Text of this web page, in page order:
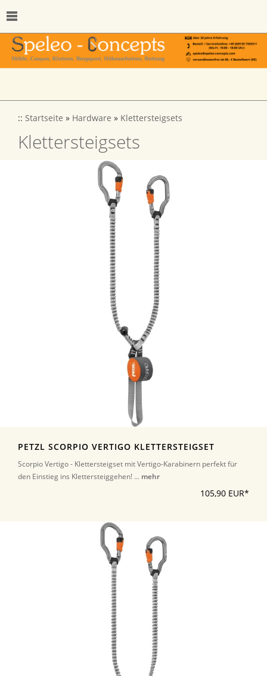
:: Startseite » Hardware » Klettersteigsets
Klettersteigsets
PETZL SCORPIO VERTIGO KLETTERSTEIGSET
Scorpio Vertigo - Klettersteigset mit Vertigo-Karabinern perfekt für
den Einstieg ins Klettersteiggehen! ... mehr
105,90 EUR*